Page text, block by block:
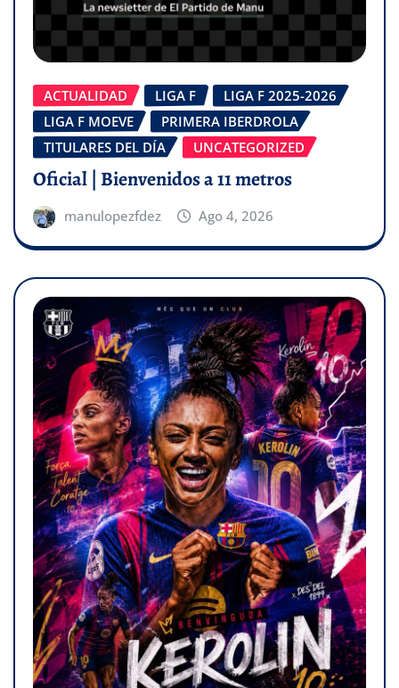
ACTUALIDAD LIGA F
LIGA F 2025-2026
LIGA F MOEVE
PRIMERA IBERDROLA
TITULARES DEL DÍA
UNCATEGORIZED
Oficial | Bienvenidos a 11 metros
manulopezfdez Ago 4, 2026